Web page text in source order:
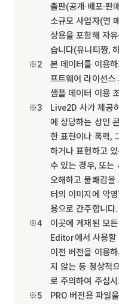
출판(공개·배포·
소규모 사업자(연
상용을 포함해 자
습니다(유니티짱,
본 데이터를 이용
프트웨어 라이선
샘플 데이터 이용
Live2D 사가 제공
에 상당하는 성인
한 표현이나 폭력,
하거나 표현하고
수 있는 경우, 또는
오해하고 불쾌감
터의 이미지에 악
용으로 간주합니다.
이곳에 게재된 모
Editor에서 사용할
이전 버전을 이용
지 않는 등 정상적
로 주의하여 주십시
PRO 버전용 파일